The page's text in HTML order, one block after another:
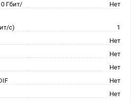
Гбит/
Нет
с)
1
Нет
Нет
Нет
Нет
Нет